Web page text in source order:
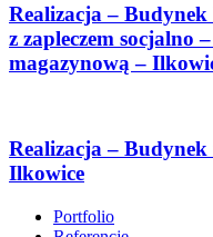
Realizacja –
z zapleczem socjalno
magazynową –
Realizacja –
Ilkowice
Portfolio